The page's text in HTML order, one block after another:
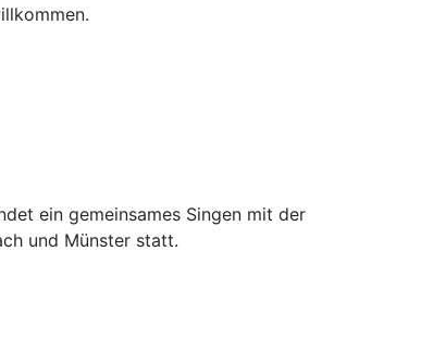
ein gemeinsames Singen mit der
und Münster statt.